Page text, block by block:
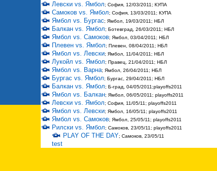
Левски vs. Ямбол; София, 12/03/2011; КУПА
Самоков vs. Ямбол; София, 13/03/2011; КУПА
Ямбол vs. Бургас; Ямбол, 19/03/2011; НБЛ
Балкан vs. Ямбол; Ботевград, 26/03/2011; НБЛ
Ямбол vs. Самоков; Ямбол, 03/04/2011; НБЛ
Плевен vs. Ямбол; Плевен, 08/04/2011; НБЛ
Ямбол vs. Левски; Ямбол, 11/04/2011; НБЛ
Лукойл vs. Ямбол; Правец, 21/04/2011; НБЛ
Ямбол vs. Варна; Ямбол, 26/04/2011; НБЛ
Бургас vs. Ямбол; Бургас, 29/04/2011; НБЛ
Балкан vs. Ямбол; Б-град, 04/05/2011;playoffs2011
Ямбол vs. Балкан; Ямбол, 06/05/2011; playoffs2011
Левски vs. Ямбол; София, 11/05/11; playoffs2011
Ямбол vs. Левски; Ямбол, 16/05/11; playoffs2011
Ямбол vs. Самоков; Ямбол, 25/05/11; playoffs2011
Рилски vs. Ямбол; Самоков, 23/05/11; playoffs2011
PLAY OF THE DAY; Самоков, 23/05/11
test